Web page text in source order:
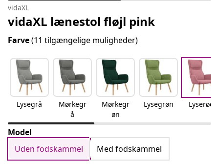
vidaXL
vidaXL lænestol fløjl pink
Farve(11 tilgængelige muligheder)
Lysegrå
Mørkegr
å
Mørkegr
øn
Lysegrøn Lyserød
Model
Uden fodskammel
Med fodskammel